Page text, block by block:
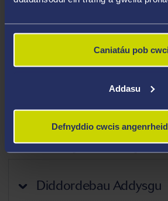
Caniatáu pob cwci
Addasu
Defnyddio cwcis
Llenyddiaeth Gymraeg
Ffuglen Wyddonol
Ysgrifennu Creadigol
Uchafbwyntiau Gyrfa
Diddordebau Addysgu